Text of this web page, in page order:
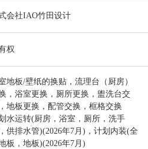
会社IAO竹田设计
权
地板/壁纸的换贴，流理台（厨房）
，浴室更换，厕所更换，盥洗台交
地板更换，配管交换，框格交换
水运转(厨房，浴室，厕所，洗手
供排水管)(2026年7月)，计划内装(全
板，地板)(2026年7月)